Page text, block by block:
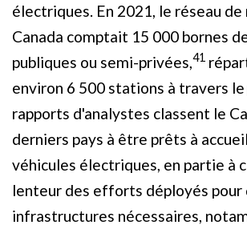
électriques. En 2021, le réseau de
Canada comptait 15 000 bornes
publiques ou semi-privées, 41
environ 6 500 stations à travers le
rapports d'analystes classent le
derniers pays à être prêts à
véhicules électriques, en partie à
lenteur des efforts déployés pour
infrastructures nécessaires,